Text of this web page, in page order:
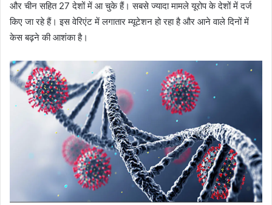
और चीन सहित 27 देशों में आ चुके हैं। सबसे ज्यादा मामले यूरोप के देशों में दर्ज
किए जा रहे हैं। इस वेरिएंट में लगातार म्यूटेशन हो रहा है और आने वाले दिनों में
केस बढ़ने की आशंका है।